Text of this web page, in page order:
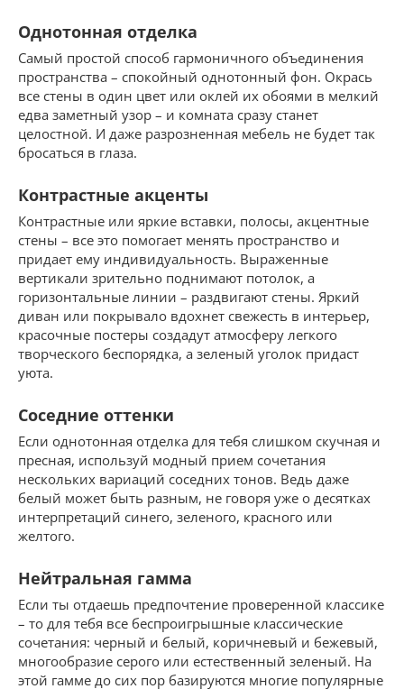
Однотонная отделка
Самый простой способ гармоничного объединения
пространства – спокойный однотонный фон. Окрась
все стены в один цвет или оклей их обоями в мелкий
едва заметный узор – и комната сразу станет
целостной. И даже разрозненная мебель не будет так
бросаться в глаза.
Контрастные акценты
Контрастные или яркие вставки, полосы, акцентные
стены – все это помогает менять пространство и
придает ему индивидуальность. Выраженные
вертикали зрительно поднимают потолок, а
горизонтальные линии – раздвигают стены. Яркий
диван или покрывало вдохнет свежесть в интерьер,
красочные постеры создадут атмосферу легкого
творческого беспорядка, а зеленый уголок придаст
уюта.
Соседние оттенки
Если однотонная отделка для тебя слишком скучная и
пресная, используй модный прием сочетания
нескольких вариаций соседних тонов. Ведь даже
белый может быть разным, не говоря уже о десятках
интерпретаций синего, зеленого, красного или
желтого.
Нейтральная гамма
Если ты отдаешь предпочтение проверенной классике
– то для тебя все беспроигрышные классические
сочетания: черный и белый, коричневый и бежевый,
многообразие серого или естественный зеленый. На
этой гамме до сих пор базируются многие популярные